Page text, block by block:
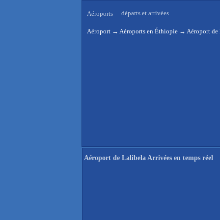
Aéroports départs et arrivées
Aéroport → Aéroports en Éthiopie → Aéroport de
Aéroport de Lalibela Arrivées en temps réel